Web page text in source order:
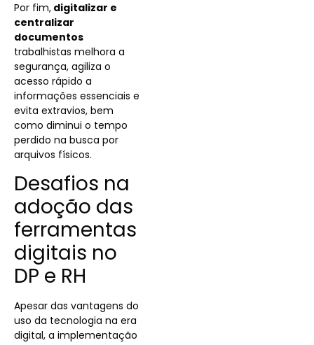
Por fim, digitalizar e
centralizar
documentos
trabalhistas melhora a
segurança, agiliza o
acesso rápido a
informações essenciais e
evita extravios, bem
como diminui o tempo
perdido na busca por
arquivos físicos.
Desafios na
adoção das
ferramentas
digitais no
DP e RH
Apesar das vantagens do
uso da tecnologia na era
digital, a implementação